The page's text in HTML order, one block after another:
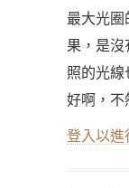
最大光圈
果，是沒
照的光線
好啊，不
登入以進